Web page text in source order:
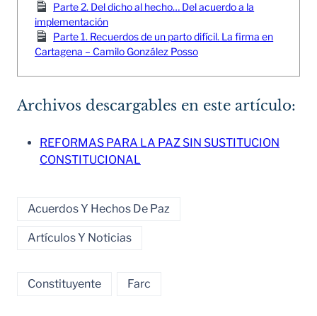
Parte 2. Del dicho al hecho… Del acuerdo a la
implementación
Parte 1. Recuerdos de un parto difícil. La firma en
Cartagena – Camilo González Posso
Archivos descargables en este artículo:
REFORMAS PARA LA PAZ SIN SUSTITUCION
CONSTITUCIONAL
Acuerdos Y Hechos De Paz
Artículos Y Noticias
Constituyente Farc